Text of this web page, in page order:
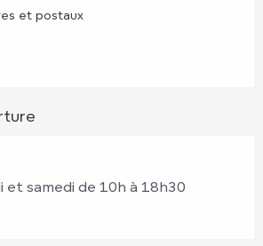
et postaux
et samedi de 10h à 18h30